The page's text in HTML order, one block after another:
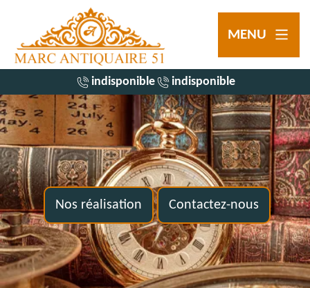
MENU
indisponible indisponible
Nos réalisation Contactez-nous